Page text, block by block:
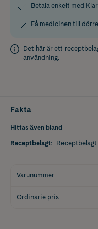
Betala enkelt med
Få medicinen till
Det här är ett
användning.
Fakta
Hittas även bland
Receptbelagt: Receptbelagt
Varunummer
Ordinarie pris